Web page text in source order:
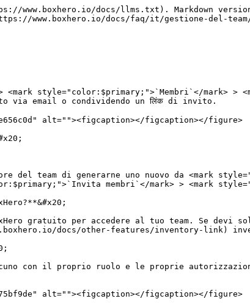
www.boxhero.io/docs/llms.txt). Markdown
www.boxhero.io/docs/faq/it/gestione-del-team/
style="color:$primary;">`Membri`</mark> >
via email o condividendo un लिंक di invito.
alt=""><figcaption></figcaption></figure>
del team di generarne uno nuovo da <mark
membri`</mark> > <mark
gratuito per accedere al tuo team. Se
docs/other-features/inventory-link)
con il proprio ruolo e le proprie
alt=""><figcaption></figcaption></figure>